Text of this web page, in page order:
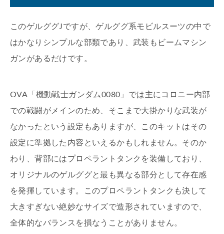
このゲルググJですが、ゲルググ系モビルスーツの中で
はかなりシンプルな部類であり、武装もビームマシン
ガンがあるだけです。
OVA「機動戦士ガンダム0080」では主にコロニー内部
での戦闘がメインのため、そこまで大掛かりな武装が
なかったという設定もありますが、このキットはその
設定に準拠した内容といえるかもしれません。そのか
わり、背部にはプロペラントタンクを装備しており、
オリジナルのゲルググと最も異なる部分として存在感
を発揮しています。このプロペラントタンクも決して
大きすぎない絶妙なサイズで造形されていますので、
全体的なバランスを損なうことがありません。